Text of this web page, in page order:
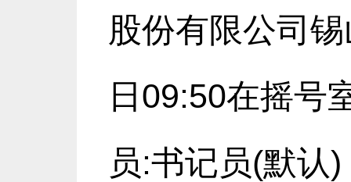
股份有限公司
日09:50在摇号
员:书记员(默认